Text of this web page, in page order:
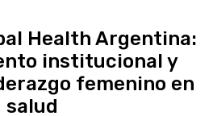
Health Argentina:
institucional y
femenino en
salud